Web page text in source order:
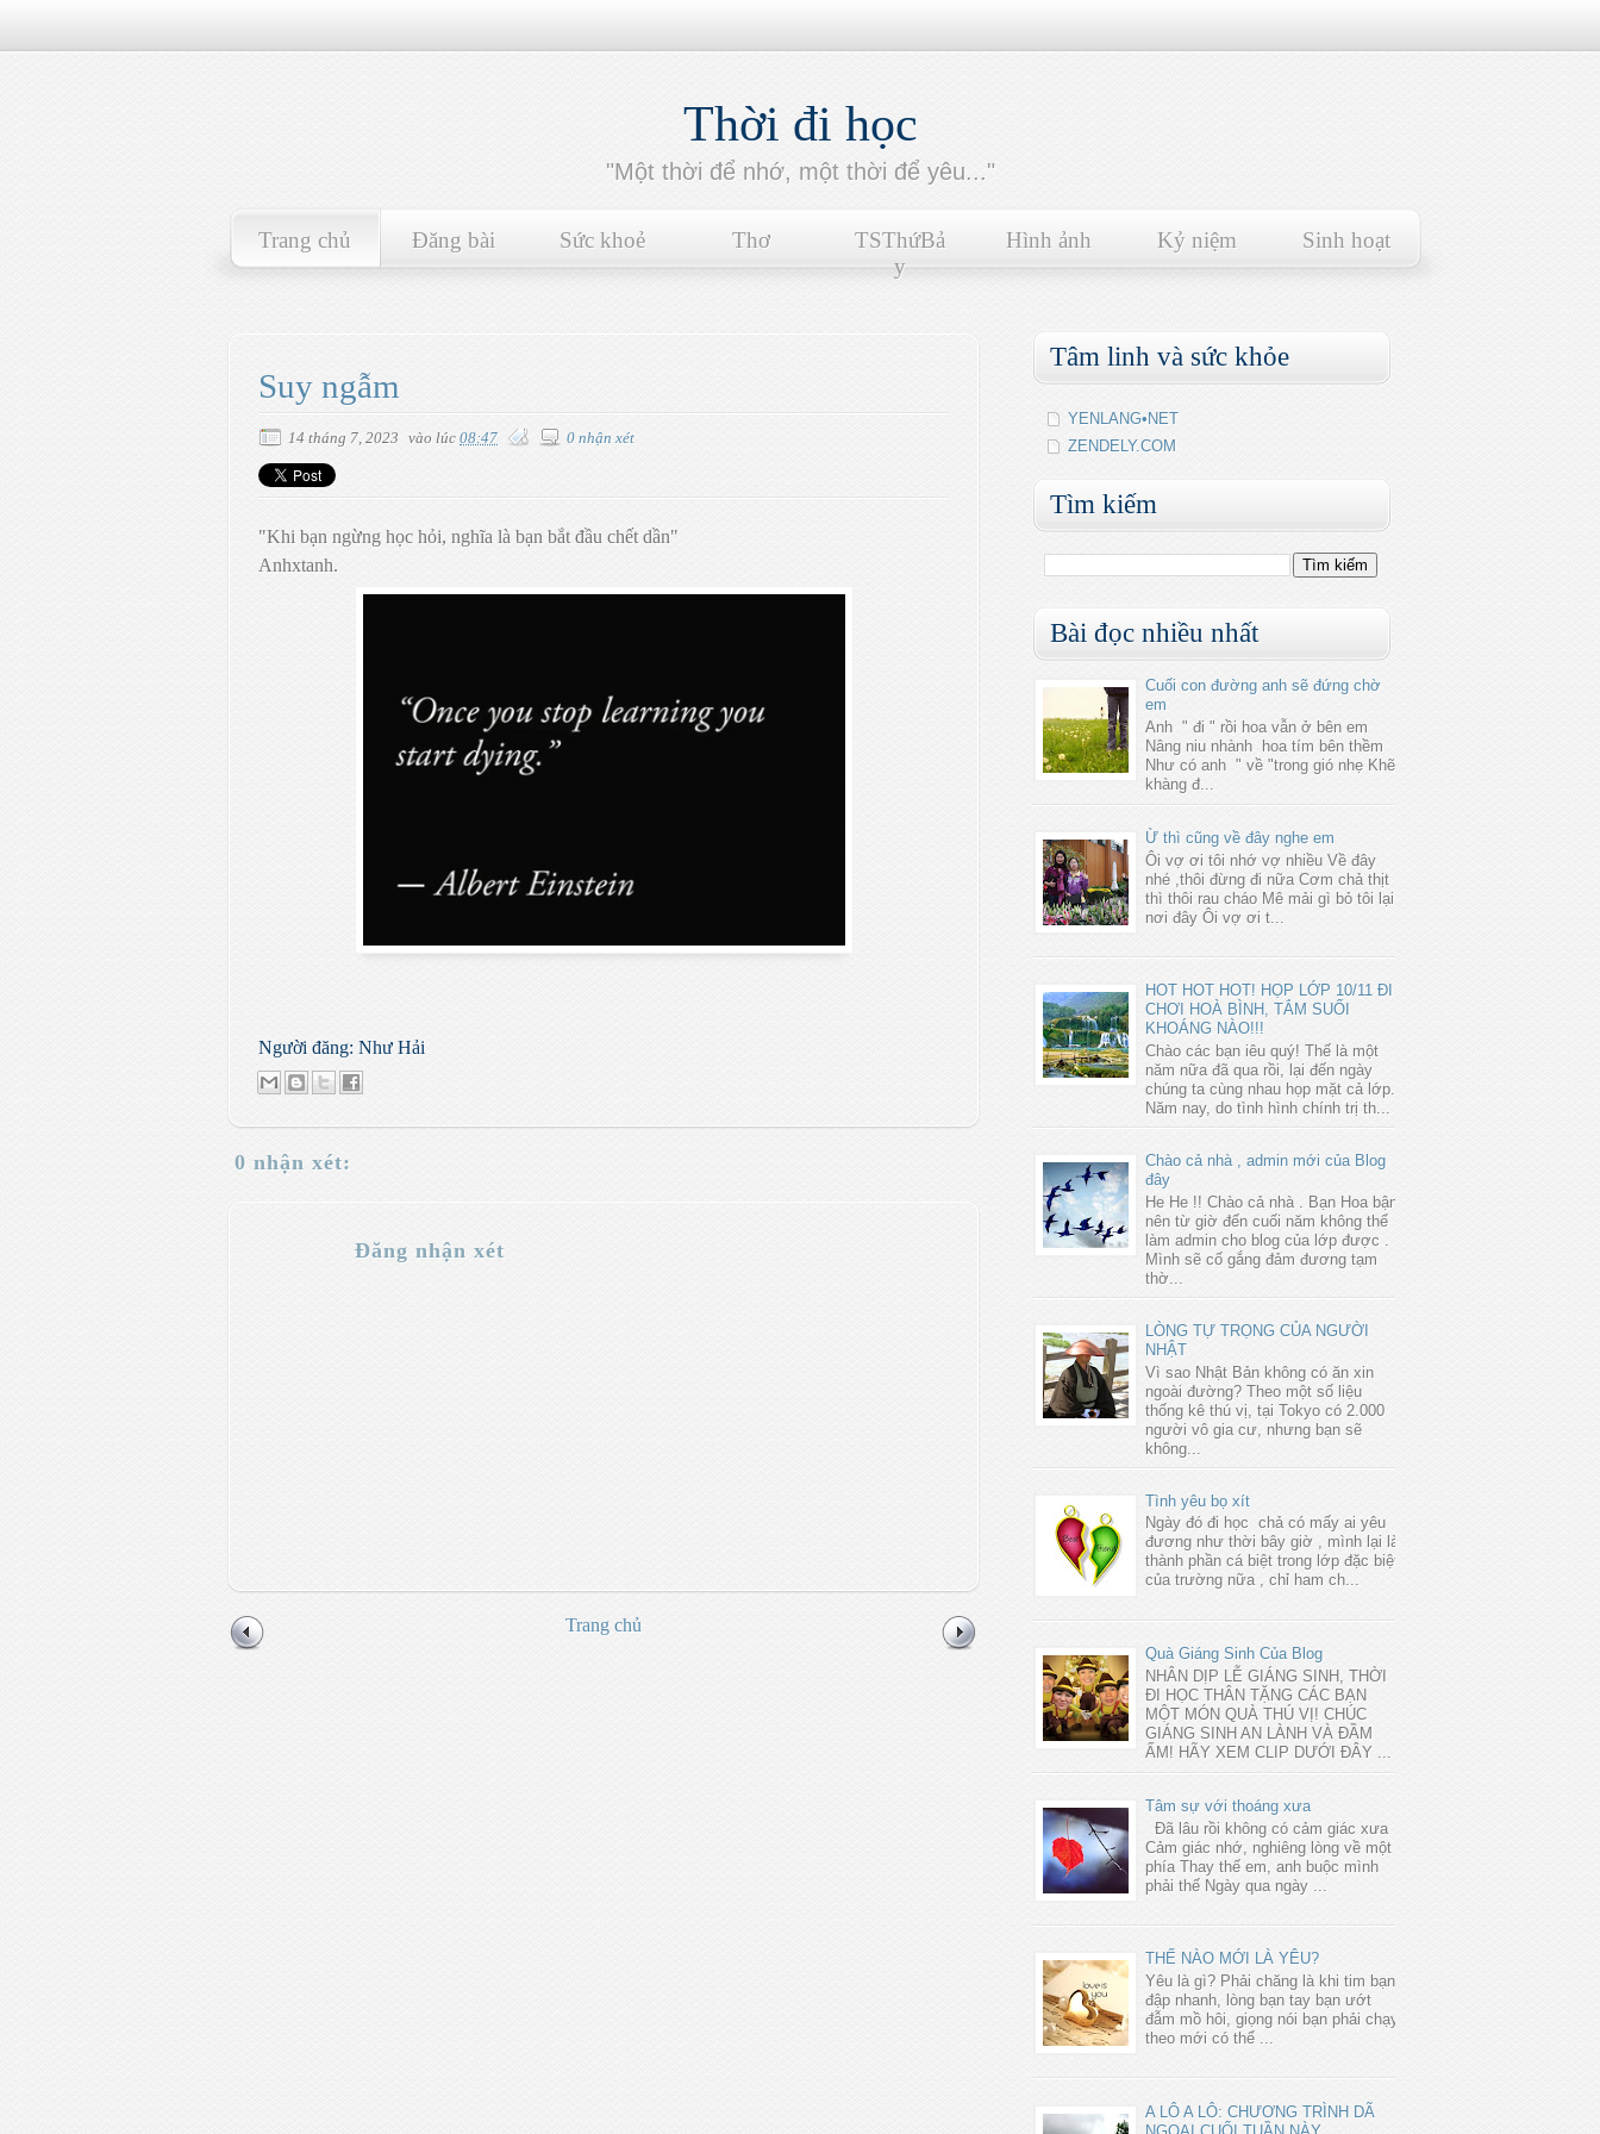
Thời đi học
"Một thời để nhớ, một thời để yêu..."
Trang chủ Đăng bài Sức khoẻ Thơ
TSThứBả
y
Hình ảnh Kỷ niệm Sinh hoạt
Suy ngẫm
14 tháng 7, 2023 vào lúc 08:47 0 nhận xét
"Khi bạn ngừng học hỏi, nghĩa là bạn bắt đầu chết dần"
Anhxtanh.
Người đăng: Như Hải
0 nhận xét:
Đăng nhận xét
Trang chủ
Tâm linh và sức khỏe
YENLANG•NET
ZENDELY.COM
Tìm kiếm
Bài đọc nhiều nhất
Cuối con đường anh sẽ đứng chờ
em
Anh " đi " rồi hoa vẫn ở bên em
Nâng niu nhành hoa tím bên thềm
Như có anh " về "trong gió nhẹ Khẽ
khàng đ...
Ừ thì cũng về đây nghe em
Ôi vợ ơi tôi nhớ vợ nhiều Về đây
nhé ,thôi đừng đi nữa Cơm chả thịt
thì thôi rau cháo Mê mải gì bỏ tôi lại
nơi đây Ôi vợ ơi t...
HOT HOT HOT! HỌP LỚP 10/11 ĐI
CHƠI HOÀ BÌNH, TẮM SUỐI
KHOÁNG NÀO!!!
Chào các bạn iêu quý! Thế là một
năm nữa đã qua rồi, lại đến ngày
chúng ta cùng nhau họp mặt cả lớp.
Năm nay, do tình hình chính trị th...
Chào cả nhà , admin mới của Blog
đây
He He !! Chào cả nhà . Bạn Hoa bận
nên từ giờ đến cuối năm không thể
làm admin cho blog của lớp được .
Mình sẽ cố gắng đảm đương tạm
thờ...
LÒNG TỰ TRỌNG CỦA NGƯỜI
NHẬT
Vì sao Nhật Bản không có ăn xin
ngoài đường? Theo một số liệu
thống kê thú vị, tại Tokyo có 2.000
người vô gia cư, nhưng bạn sẽ
không...
Tình yêu bọ xít
Ngày đó đi học chả có mấy ai yêu
đương như thời bây giờ , mình lại là
thành phần cá biệt trong lớp đặc biệt
của trường nữa , chỉ ham ch...
Quà Giáng Sinh Của Blog
NHÂN DỊP LỄ GIÁNG SINH, THỜI
ĐI HỌC THÂN TẶNG CÁC BẠN
MỘT MÓN QUÀ THÚ VỊ! CHÚC
GIÁNG SINH AN LÀNH VÀ ĐẦM
ẤM! HÃY XEM CLIP DƯỚI ĐÂY ...
Tâm sự với thoáng xưa
Đã lâu rồi không có cảm giác xưa
Cảm giác nhớ, nghiêng lòng về một
phía Thay thế em, anh buộc mình
phải thế Ngày qua ngày ...
THẾ NÀO MỚI LÀ YÊU?
Yêu là gì? Phải chăng là khi tim bạn
đập nhanh, lòng bạn tay bạn ướt
đẫm mồ hôi, giọng nói bạn phải chạy
theo mới có thể ...
A LÔ A LÔ: CHƯƠNG TRÌNH DÃ